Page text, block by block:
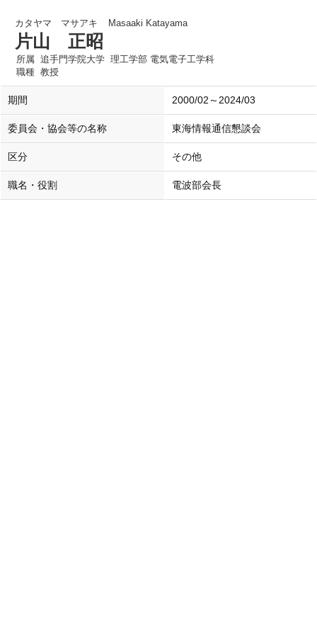
カタヤマ マサアキ Masaaki Katayama
片山 正昭
所属 追手門学院大学 理工学部 電気電子工学科
職種 教授
期間 2000/02～2024/03
委員会・協会等の名称 東海情報通信懇談会
区分 その他
職名・役割 電波部会長